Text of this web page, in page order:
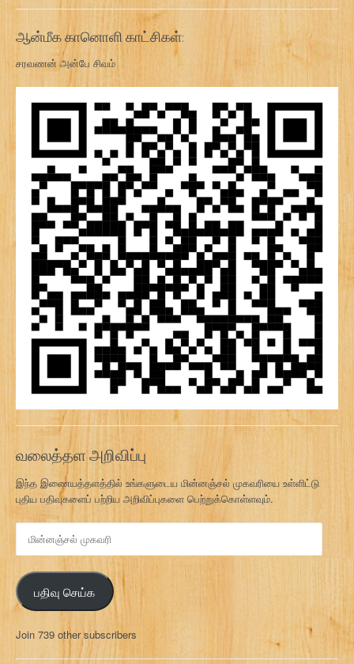
ஆன்மீக கானொளி காட்சிகள்:
சரவணன் அன்பே சிவம்
வலைத்தள அறிவிப்பு
இந்த இணையத்தளத்தில் உங்களுடைய மின்னஞ்சல் முகவரியை உள்ளிட்டு
புதிய பதிவுகளைப் பற்றிய அறிவிப்புகளை பெற்றுக்கொள்ளவும்.
ன
ஞ்
ச
ல்
க
வ
பதிவு செய்க
Join 739 other subscribers